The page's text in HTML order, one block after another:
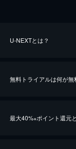
U-NEXTとは？
無料トライアルは何が無
最大40%※ポイント還元